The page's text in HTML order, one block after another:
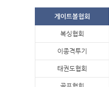
게이트볼협회
복싱협회
이종격투기
태권도협회
골프협회